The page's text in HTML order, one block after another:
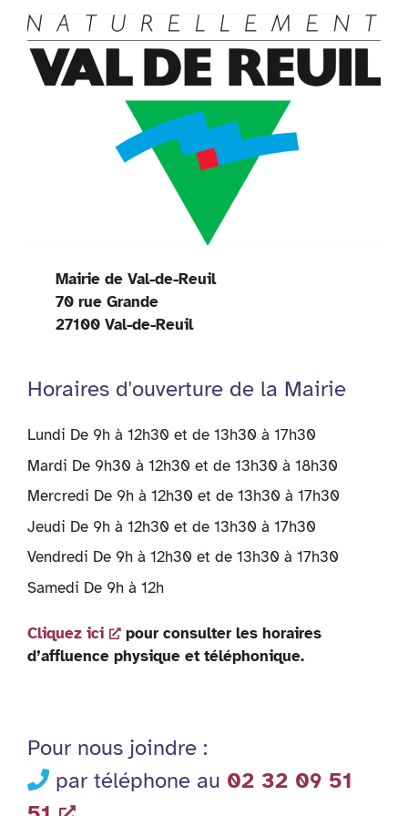
Mairie de Val-de-Reuil
70 rue Grande
27100 Val-de-Reuil
Horaires d'ouverture de la Mairie
Lundi De 9h à 12h30 et de 13h30 à 17h30
Mardi De 9h30 à 12h30 et de 13h30 à 18h30
Mercredi De 9h à 12h30 et de 13h30 à 17h30
Jeudi De 9h à 12h30 et de 13h30 à 17h30
Vendredi De 9h à 12h30 et de 13h30 à 17h30
Samedi De 9h à 12h
Cliquez ici
pour consulter les horaires
d’affluence physique et téléphonique.
Pour nous joindre :
par téléphone au 02 32 09 51